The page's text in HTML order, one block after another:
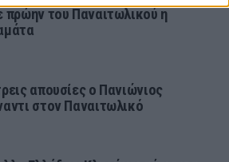
πρώην του Παναιτωλικού η
απουσίες ο Πανιώνιος
στον Παναιτωλικό